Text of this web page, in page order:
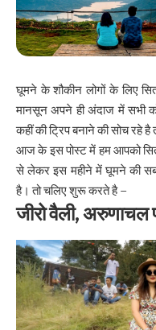
घूमने के शौकीन लोगों के लिए
मानसून अपने ही अंदाज में सभी
कहीं की ट्रिप बनाने की सोच रहे
आज के इस पोस्ट में हम आपको
से लेकर इस महीने में घूमने की
है। तो चलिए शुरू करते है –
जीरो वैली, अरुणाचल